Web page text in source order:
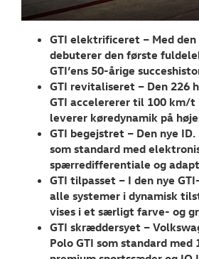
GTI elektrificeret – Med den
debuterer den første
GTI’ens 50-årige
GTI revitaliseret – Den 226
GTI accelererer til 100 km/t
leverer køredynamik på
GTI begejstret – Den nye
som standard med
spærredifferentiale og
GTI tilpasset – I den nye
alle systemer i dynamisk
vises i et særligt farve- og
GTI skræddersyet –
Polo GTI som standard